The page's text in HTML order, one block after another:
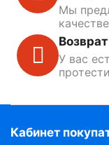
Мы
У вас
Кабинет